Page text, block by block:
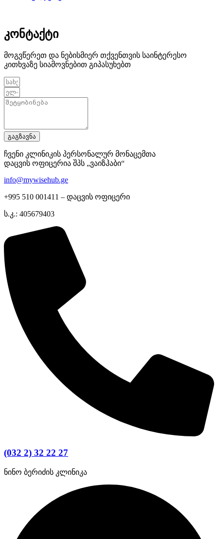
კონტაქტი
მოგვწერეთ და ნებისმიერ თქვენთვის საინტერესო
კითხვაზე სიამოვნებით გიპასუხებთ
გაგზავნა
ჩვენი კლინიკის პერსონალურ მონაცემთა
დაცვის ოფიცერია შპს „ვაიზჰაბი“
info@mywisehub.ge
+995 510 001411 – დაცვის ოფიცერი
ს.კ.: 405679403
(032 2) 32 22 27
ნინო ბერიძის კლინიკა